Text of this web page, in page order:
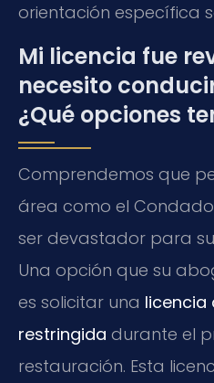
orientación específica
Mi licencia fue
necesito
¿Qué opciones
Comprendemos que
área como el
ser devastador para
Una opción que su
es solicitar una licencia
restringida durante el
restauración. Esta